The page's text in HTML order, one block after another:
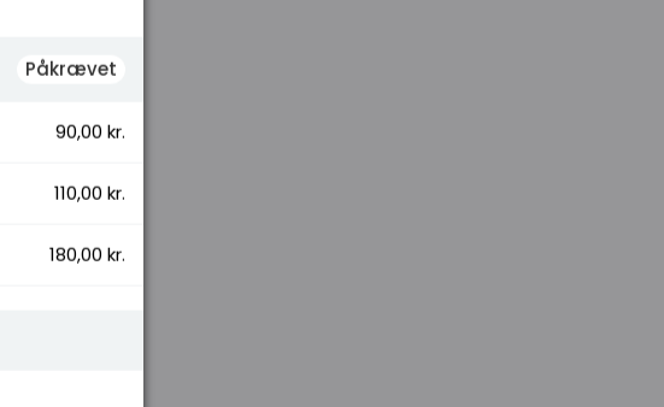
Påkrævet
90,00 kr.
110,00 kr.
180,00 kr.